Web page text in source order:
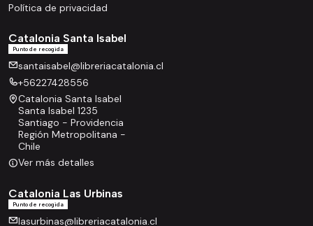
Política de privacidad
Catalonia Santa Isabel
Punto de recogida
santaisabel@libreriacatalonia.cl
+56227428556
Catalonia Santa Isabel
Santa Isabel 1235
Santiago - Providencia
Región Metropolitana -
Chile
Ver más detalles
Catalonia Las Urbinas
Punto de recogida
lasurbinas@libreriacatalonia.cl